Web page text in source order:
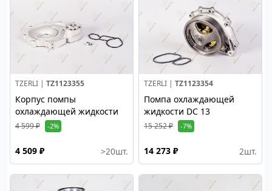
TZERLI | TZ1123355
Корпус помпы
охлаждающей жидкости
4 599 ₽ -2%
4 509 ₽ >20шт.
TZERLI | TZ1123354
Помпа охлаждающей
жидкости DC 13
15 252 ₽ -7%
14 273 ₽ 2шт.